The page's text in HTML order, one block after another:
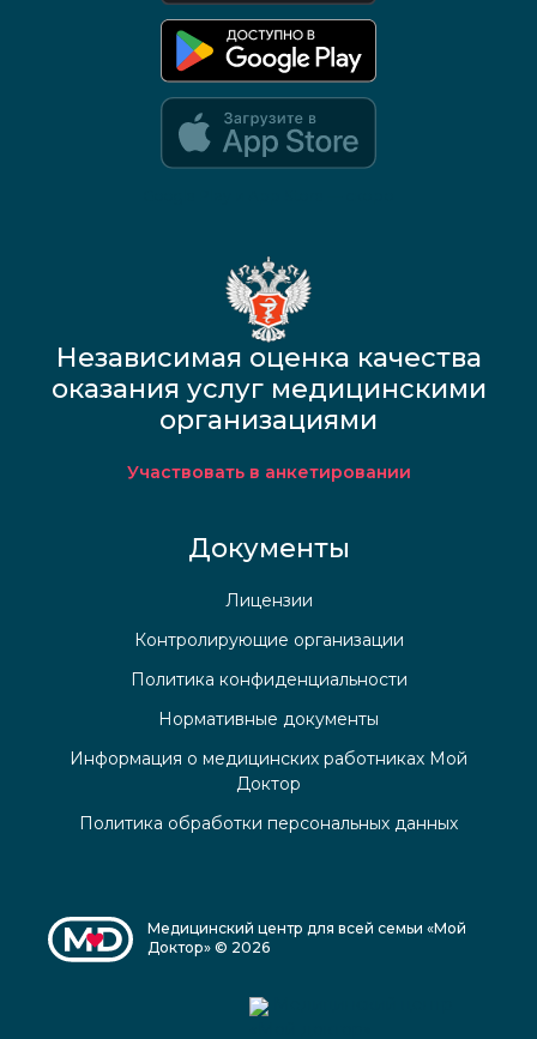
Независимая оценка качества
оказания услуг медицинскими
организациями
Участвовать в анкетировании
Документы
Лицензии
Контролирующие организации
Политика конфиденциальности
Нормативные документы
Информация о медицинских работниках Мой
Доктор
Политика обработки персональных данных
Медицинский центр для всей семьи «Мой
Доктор» © 2026